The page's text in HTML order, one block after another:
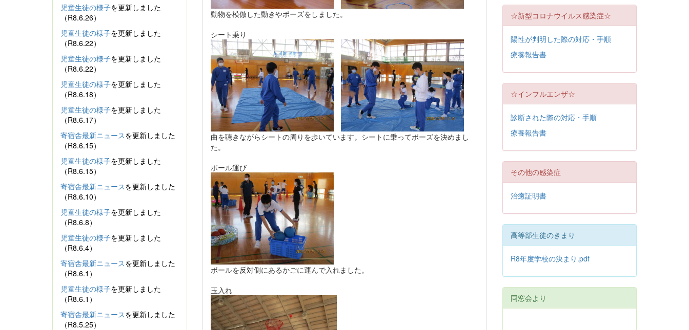
動物を模倣した動きやポーズをしました。
シート乗り
曲を聴きながらシートの周りを歩いています。シートに乗ってポーズを決めまし
た。
ボール運び
ボールを反対側にあるかごに運んで入れました。
玉入れ
児童生徒の様子を更新しました
（R8.6.26）
児童生徒の様子を更新しました
（R8.6.22）
児童生徒の様子を更新しました
（R8.6.22）
児童生徒の様子を更新しました
（R8.6.18）
児童生徒の様子を更新しました
（R8.6.17）
寄宿舎最新ニュースを更新しました
（R8.6.15）
児童生徒の様子を更新しました
（R8.6.15）
寄宿舎最新ニュースを更新しました
（R8.6.10）
児童生徒の様子を更新しました
（R8.6.8）
児童生徒の様子を更新しました
（R8.6.4）
寄宿舎最新ニュースを更新しました
（R8.6.1）
児童生徒の様子を更新しました
（R8.6.1）
寄宿舎最新ニュースを更新しました
（R8.5.25）
☆新型コロナウイルス感染症☆
陽性が判明した際の対応・手順
療養報告書
☆インフルエンザ☆
診断された際の対応・手順
療養報告書
その他の感染症
治癒証明書
高等部生徒のきまり
R8年度学校の決まり.pdf
同窓会より